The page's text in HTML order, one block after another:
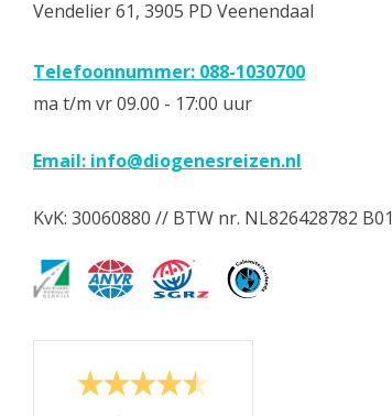
Vendelier 61, 3905 PD Veenendaal
Telefoonnummer: 088-1030700
ma t/m vr 09.00 - 17:00 uur
Email: info@diogenesreizen.nl
KvK: 30060880 // BTW nr. NL826428782 B01